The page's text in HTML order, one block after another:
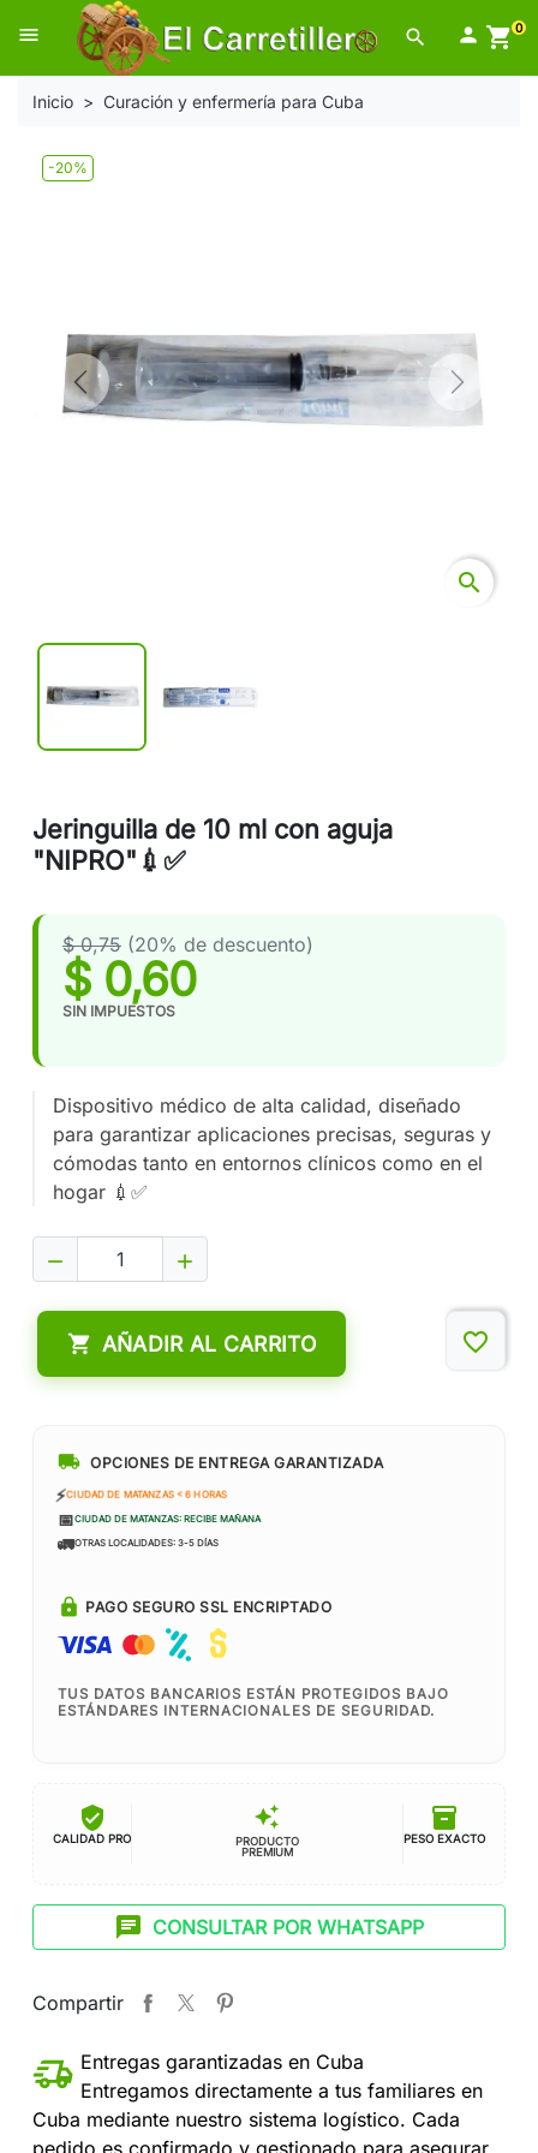
search
menu  shopping_cart0
Inicio Curación y enfermería para Cuba
-20%
Previous Next
search
Jeringuilla de 10 ml con aguja
"NIPRO"💉✅
$ 0,75 (20% de descuento)
$ 0,60
SIN IMPUESTOS
Dispositivo médico de alta calidad, diseñado
para garantizar aplicaciones precisas, seguras y
cómodas tanto en entornos clínicos como en el
hogar 💉✅
 
 AÑADIR AL CARRITO favorite_border
local_shipping OPCIONES DE ENTREGA GARANTIZADA
⚡CIUDAD DE MATANZAS < 6 HORAS
📅CIUDAD DE MATANZAS: RECIBE MAÑANA
🚛OTRAS LOCALIDADES: 3-5 DÍAS
lock PAGO SEGURO SSL ENCRIPTADO
TUS DATOS BANCARIOS ESTÁN PROTEGIDOS BAJO
ESTÁNDARES INTERNACIONALES DE SEGURIDAD.
verified_user
CALIDAD PRO
auto_awesome
PRODUCTO
PREMIUM
inventory_2
PESO EXACTO
chat CONSULTAR POR WHATSAPP
Compartir
Entregas garantizadas en Cuba
Entregamos directamente a tus familiares en
Cuba mediante nuestro sistema logístico. Cada
pedido es confirmado y gestionado para asegurar